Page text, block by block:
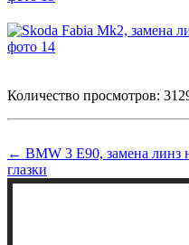
Количество просмотров:
← BMW 3 E90, замена линз
глазки